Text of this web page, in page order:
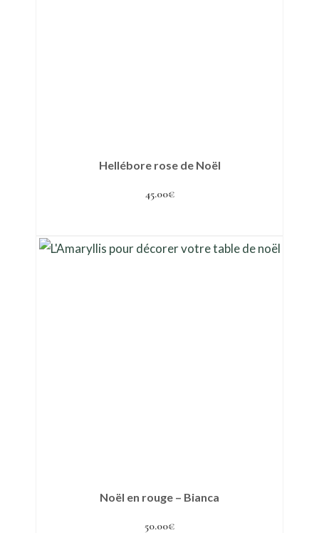
Hellébore rose de Noël
45.00€
Noël en rouge – Bianca
50.00€